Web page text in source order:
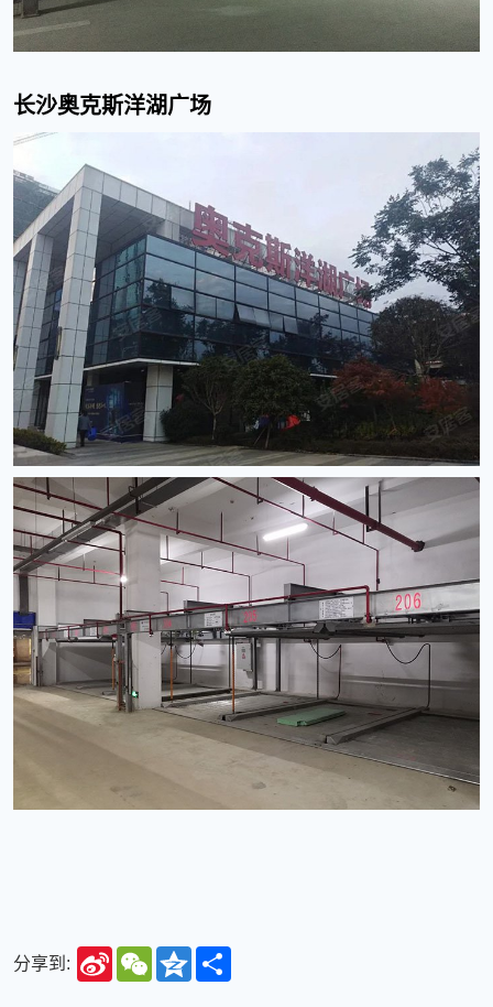
长沙奥克斯洋湖广场
分享到:
Sina
Weibo
WeChatQzone